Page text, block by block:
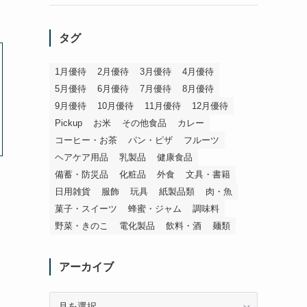
タグ
1月優待 2月優待 3月優待
4月優待
5月優待
6月優待 7月優待
8月優待
9月優待
10月優待 11月優待
12月優待
Pickup
お米 その他食品
カレー
コーヒー・お茶
パン・ピザ
フルーツ
ヘアケア用品
乳製品
健康食品
備蓄・防災品
化粧品 外食
文具・書籍
日用雑貨
服飾 玩具 紙製品類
肉・魚
菓子・スイーツ
蜂蜜・ジャム
調味料
野菜・きのこ
電化製品 飲料・酒 麺類
アーカイブ